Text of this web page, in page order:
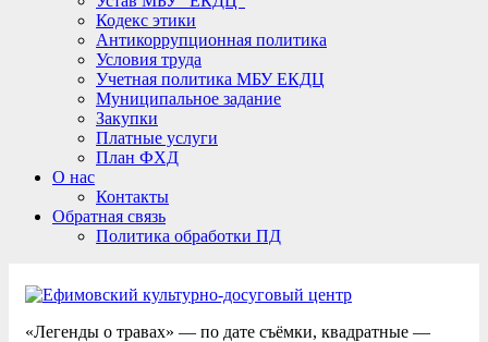
Кодекс этики
Антикоррупционная политика
Условия труда
Учетная политика МБУ ЕКДЦ
Муниципальное задание
Закупки
Платные услуги
План ФХД
О нас
Контакты
Обратная связь
Политика обработки ПД
«Легенды о травах» — по дате съёмки, квадратные —